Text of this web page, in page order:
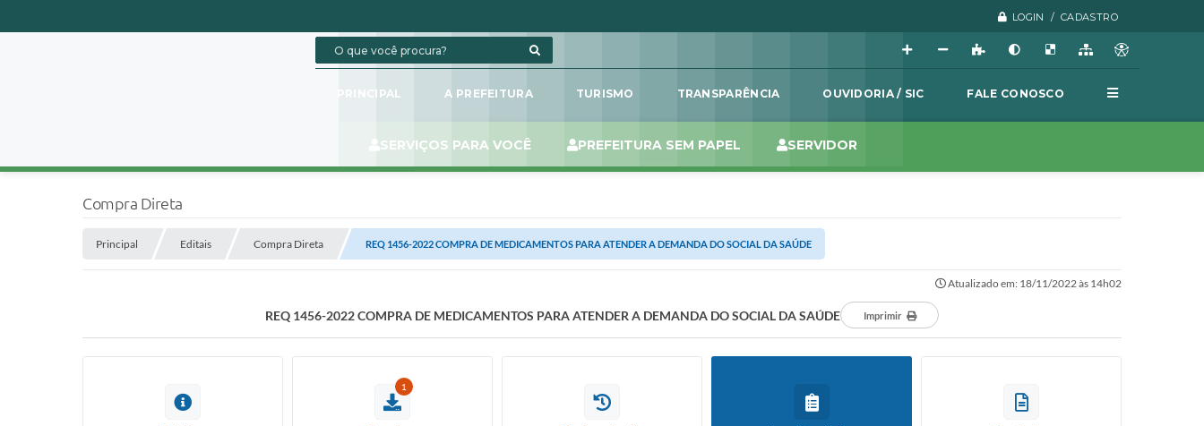
LOGIN / CADASTRO
PRINCIPAL A PREFEITURA TURISMO TRANSPARÊNCIA OUVIDORIA / SIC FALE CONOSCO
SERVIÇOS PARA VOCÊ PREFEITURA SEM PAPEL SERVIDOR
Compra Direta
Principal Editais Compra Direta REQ 1456-2022 COMPRA DE MEDICAMENTOS PARA ATENDER A DEMANDA DO SOCIAL DA SAÚDE
Atualizado em: 18/11/2022 às 14h02
REQ 1456-2022 COMPRA DE MEDICAMENTOS PARA ATENDER A DEMANDA DO SOCIAL DA SAÚDE Imprimir
1